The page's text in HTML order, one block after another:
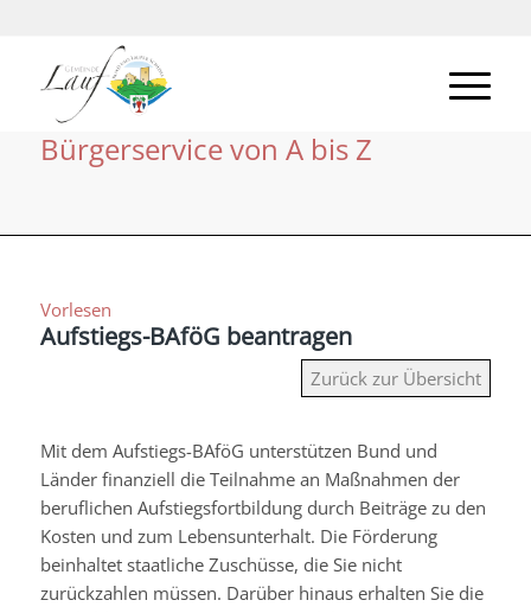
Bürgerservice von A bis Z
Vorlesen
Aufstiegs-BAföG beantragen
Zurück zur Übersicht
Mit dem Aufstiegs-BAföG unterstützen Bund und
Länder finanziell die Teilnahme an Maßnahmen der
beruflichen Aufstiegsfortbildung durch Beiträge zu den
Kosten und zum Lebensunterhalt. Die Förderung
beinhaltet staatliche Zuschüsse, die Sie nicht
zurückzahlen müssen. Darüber hinaus erhalten Sie die